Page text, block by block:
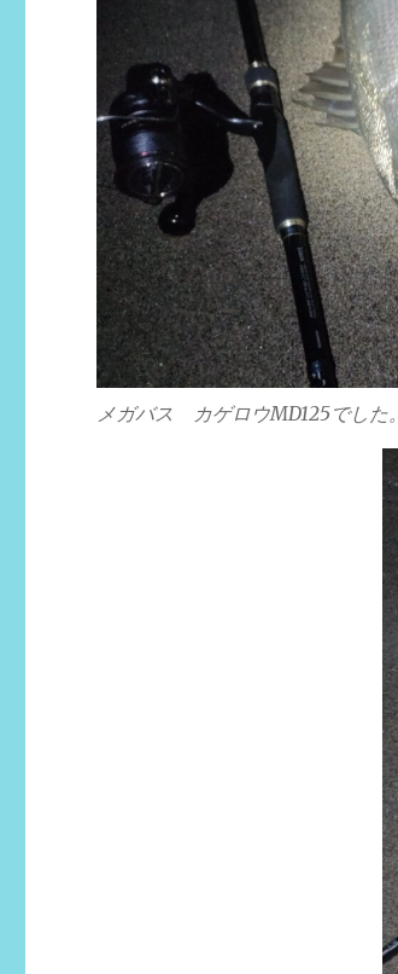
メガバス カゲロウMD125でした。